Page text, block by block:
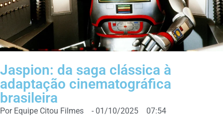
Jaspion: da saga clássica à
adaptação cinematográfica
brasileira
Por Equipe Citou Filmes - 01/10/2025 07:54